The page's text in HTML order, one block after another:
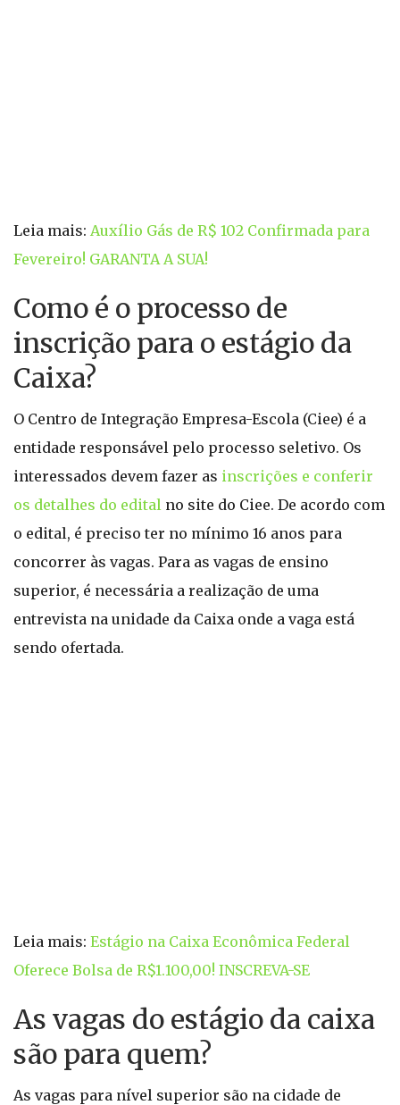
Leia mais: Auxílio Gás de R$ 102 Confirmada para
Fevereiro! GARANTA A SUA!
Como é o processo de
inscrição para o estágio da
Caixa?
O Centro de Integração Empresa-Escola (Ciee) é a
entidade responsável pelo processo seletivo. Os
interessados devem fazer as inscrições e conferir
os detalhes do edital no site do Ciee. De acordo com
o edital, é preciso ter no mínimo 16 anos para
concorrer às vagas. Para as vagas de ensino
superior, é necessária a realização de uma
entrevista na unidade da Caixa onde a vaga está
sendo ofertada.
Leia mais: Estágio na Caixa Econômica Federal
Oferece Bolsa de R$1.100,00! INSCREVA-SE
As vagas do estágio da caixa
são para quem?
As vagas para nível superior são na cidade de